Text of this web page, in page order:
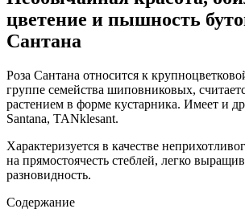
цветение и пышность
Сантана
Роза Сантана относится к
группе семейства шиповниковых,
растением в форме кустарника. Имеет и
Santana, TANklesant.
Характеризуется в качестве
на прямостоячесть стеблей, легко
разновидность.
Содержание